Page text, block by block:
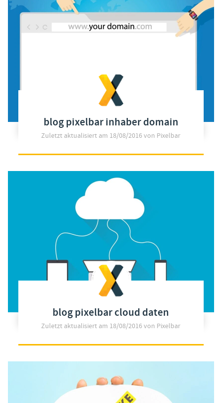
blog pixelbar inhaber domain
Zuletzt aktualisiert am 18/08/2016von Pixelbar
blog pixelbar cloud daten
Zuletzt aktualisiert am 18/08/2016von Pixelbar